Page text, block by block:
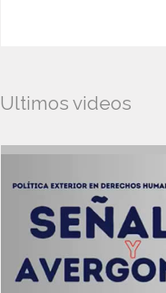
Ultimos videos